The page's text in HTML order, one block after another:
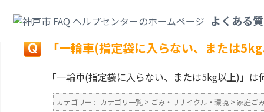
よくある
戻る
「一輪車(指定袋に入らない、または
「一輪車(指定袋に入らない、または5kg以上)」
カテゴリー : カテゴリ一覧 > ごみ・リサイクル・環境 > 家庭ご